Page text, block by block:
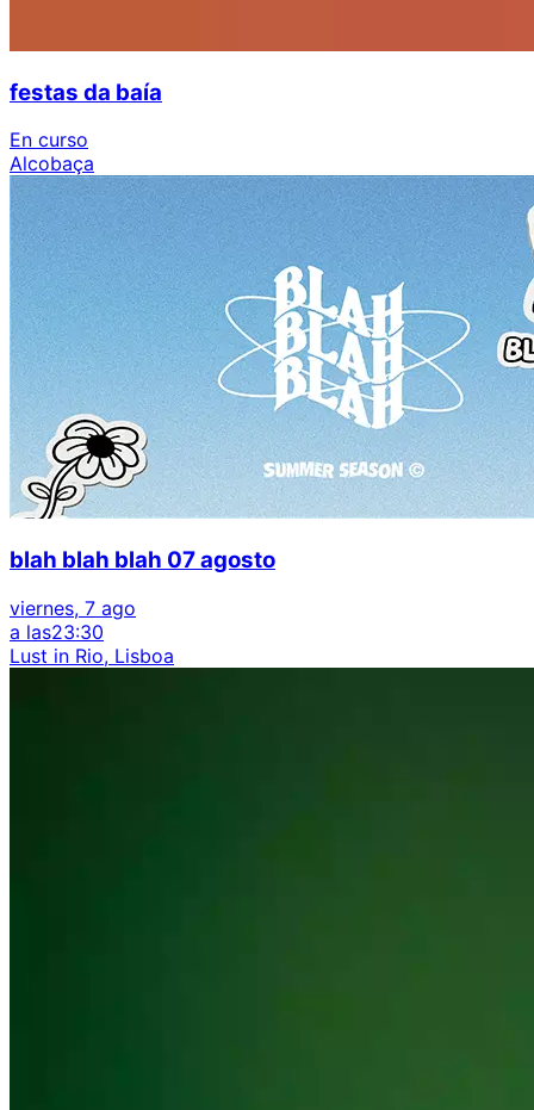
festas da baía
En curso
Alcobaça
blah blah blah 07 agosto
viernes, 7 ago
a las23:30
Lust in Rio, Lisboa